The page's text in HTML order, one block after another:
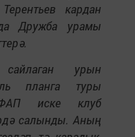
кардан
Дружба урамы
урын
планга туры
иске клуб
салынды. Аның